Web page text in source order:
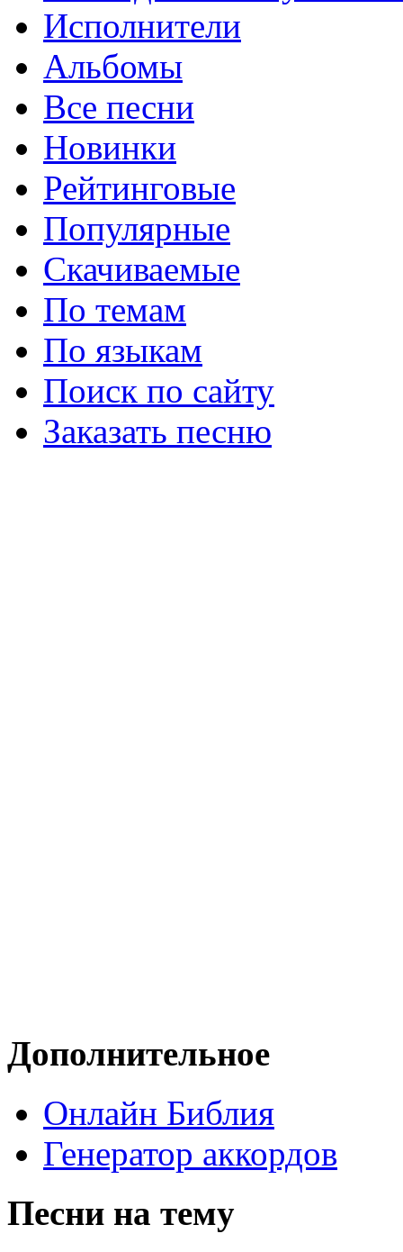
Исполнители
Альбомы
Все песни
Новинки
Рейтинговые
Популярные
Скачиваемые
По темам
По языкам
Поиск по сайту
Заказать песню
Дополнительное
Онлайн Библия
Генератор аккордов
Песни на тему